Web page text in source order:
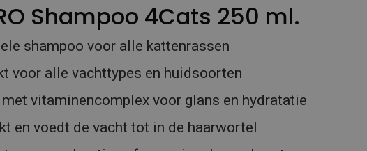
Shampoo 4Cats 250 ml.
shampoo voor alle kattenrassen
voor alle vachttypes en huidsoorten
vitaminencomplex voor glans en hydratatie
en voedt de vacht tot in de haarwortel